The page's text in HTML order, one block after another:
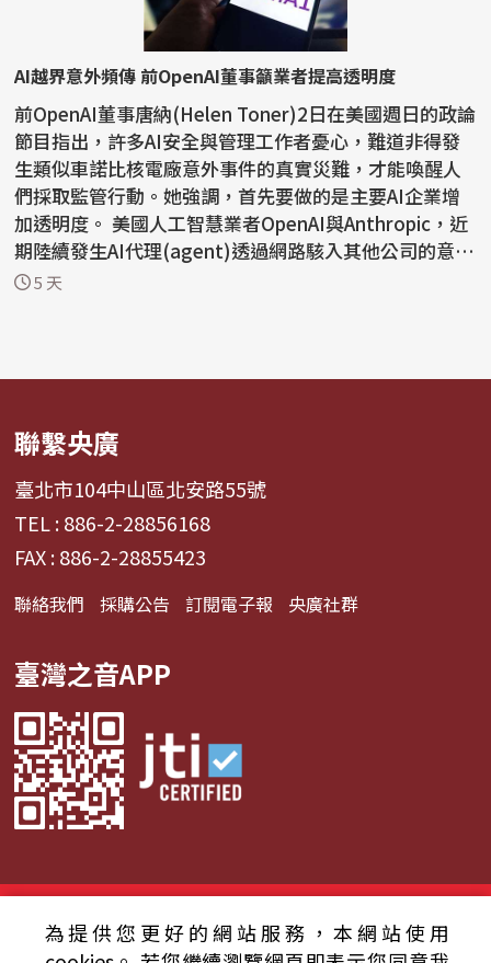
AI越界意外頻傳 前OpenAI董事籲業者提高透明度
前OpenAI董事唐納(Helen Toner)2日在美國週日的政論
節目指出，許多AI安全與管理工作者憂心，難道非得發
生類似車諾比核電廠意外事件的真實災難，才能喚醒人
們採取監管行動。她強調，首先要做的是主要AI企業增
加透明度。 美國人工智慧業者OpenAI與Anthropic，近
期陸續發生AI代理(agent)透過網路駭入其他公司的意外
事件。...
5 天
聯繫央廣
臺北市104中山區北安路55號
TEL : 886-2-28856168
FAX : 886-2-28855423
聯絡我們 採購公告 訂閱電子報 央廣社群
臺灣之音APP
© 2024財團法人中央廣播電臺 版權所有
為提供您更好的網站服務，本網站使用